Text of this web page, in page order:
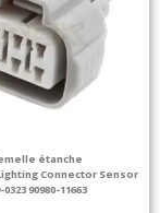
étanche
Connector Sensor
90980-11663